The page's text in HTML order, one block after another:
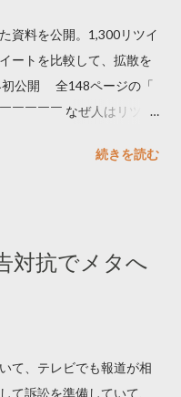
資料を公開。1,300リツイ
ートを比較して、拡散を
初公開 全148ページの「
￣￣￣￣ なぜ人はリツイ
ツイート ー 人は16の熱量
ja/insights/kakusan
続きを読む
対抗でメタへ
て、テレビでも報道が相
て訴訟を準備していて、